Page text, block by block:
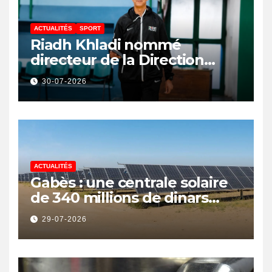
ACTUALITÉS SPORT
Riadh Khladi nommé
directeur de la Direction
Nationale de l’Arbitrage
30-07-2026
ACTUALITÉS
Gabès : une centrale solaire
de 340 millions de dinars
pour renforcer la transition
énergétique et créer 400
emplois
29-07-2026